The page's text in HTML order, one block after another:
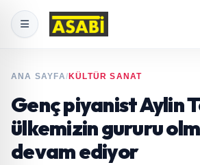
ANA SAYFA/ KÜLTÜR SANAT
Genç piyanist Aylin
ülkemizin gururu
devam ediyor